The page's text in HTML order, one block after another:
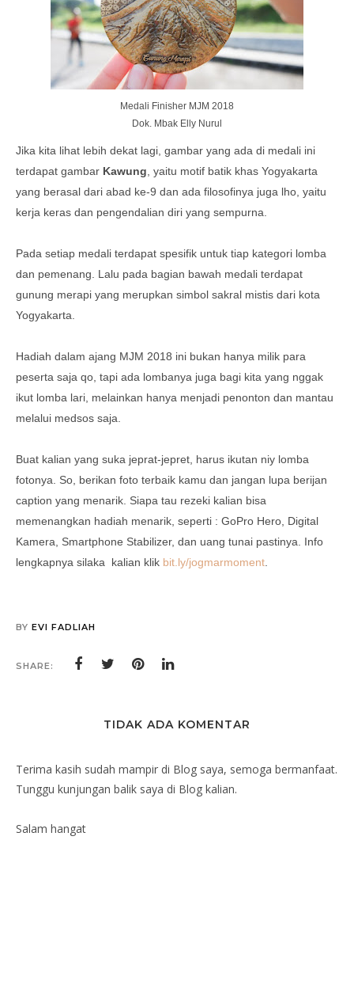
Medali Finisher MJM 2018
Dok. Mbak Elly Nurul
Jika kita lihat lebih dekat lagi, gambar yang ada di medali ini
terdapat gambar Kawung , yaitu motif batik khas Yogyakarta
yang berasal dari abad ke-9 dan ada filosofinya juga lho, yaitu
kerja keras dan pengendalian diri yang sempurna.
Pada setiap medali terdapat spesifik untuk tiap kategori lomba
dan pemenang. Lalu pada bagian bawah medali terdapat
gunung merapi yang merupkan simbol sakral mistis dari kota
Yogyakarta.
Hadiah dalam ajang MJM 2018 ini bukan hanya milik para
peserta saja qo, tapi ada lombanya juga bagi kita yang nggak
ikut lomba lari, melainkan hanya menjadi penonton dan mantau
melalui medsos saja.
Buat kalian yang suka jeprat-jepret, harus ikutan niy lomba
fotonya. So, berikan foto terbaik kamu dan jangan lupa berijan
caption yang menarik. Siapa tau rezeki kalian bisa
memenangkan hadiah menarik, seperti : GoPro Hero, Digital
Kamera, Smartphone Stabilizer, dan uang tunai pastinya. Info
lengkapnya silaka kalian klik bit.ly/jogmarmoment
BY EVI FADLIAH
SHARE:
TIDAK ADA KOMENTAR
Terima kasih sudah mampir di Blog saya, semoga bermanfaat.
Tunggu kunjungan balik saya di Blog kalian.
Salam hangat